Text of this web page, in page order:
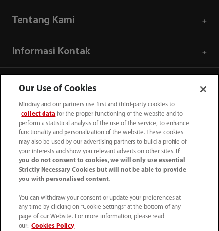
Tentang Kami
Informasi Kontak
(62-21) 29027280
info.id@mindray.com
Persyaratan Penggunaan
Our Use of Cookies
Mindray and our partners use first and third-party cookies to
collect data for the proper functioning of the website and to
perform a statistical analysis of the use of the service, to enhance
functionality and personalization of the website. These cookies
may also be used by our advertising partners to build a profile of
your interests and show you relevant adverts on other sites.
If
you do not consent to cookies, we will only use essential
Strictly Necessary Cookies but will not be able to provide
you with personalised content.
You can withdraw your consent or update your preferences at
any time by clicking on "Cookie Settings" at the bottom of any
page of our Website. For more information, please read
our: Cookies Policy